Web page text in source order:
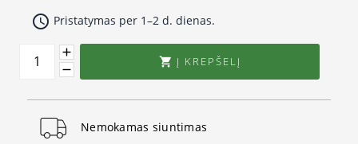
access_time Pristatymas per 1–2 d. dienas.
 Į KREPŠELĮ
Nemokamas siuntimas